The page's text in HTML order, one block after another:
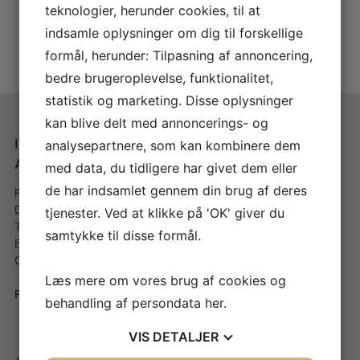
Vandoren V21 German klarinetblade
KR. 235,00
Vandoren V21 klarinetblade
KR. 250,00
Vandoren V21 Tenor sax blade
KR. 199,00
Instrumentmager A.
Andersen
Peder Hvitfeldts Stræde 11, St
DK-1173 København K
Telefon:
+45 66 13 33 22
Email:info@a-andersen.dk
CVR. NR.: DK30551036
Fortryd køb
Når du handler med A.
Andersen
– Fragt fra 40,- kr & gratis
over 499 kr
– Hurtig levering (1-5
hverdage)
fortrydelsesret
teknologier, herunder cookies, til at
indsamle oplysninger om dig til forskellige
formål, herunder: Tilpasning af annoncering,
bedre brugeroplevelse, funktionalitet,
statistik og marketing. Disse oplysninger
kan blive delt med annoncerings- og
analysepartnere, som kan kombinere dem
med data, du tidligere har givet dem eller
de har indsamlet gennem din brug af deres
tjenester. Ved at klikke på 'OK' giver du
samtykke til disse formål.
Læs mere om vores brug af cookies og
behandling af persondata her.
VIS DETALJER